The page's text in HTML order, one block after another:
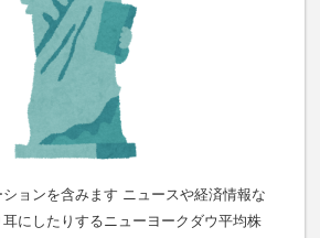
ョンを含みます ニュースや経済情報な
にしたりするニューヨークダウ平均株